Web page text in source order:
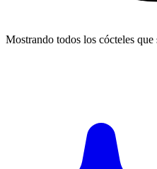
Mostrando todos los cócteles que